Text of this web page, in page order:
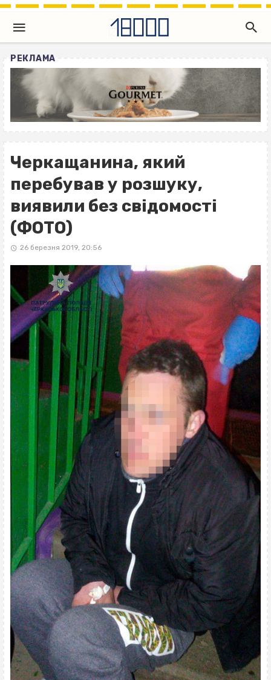
РЕКЛАМА
Черкащанина, який
перебував у розшуку,
виявили без свідомості
(ФОТО)
26 березня 2019, 20:56